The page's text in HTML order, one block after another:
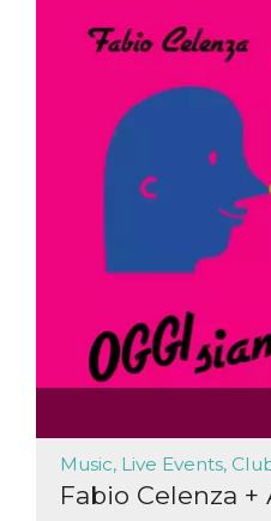
Music, Live Events,
Fabio Celenza